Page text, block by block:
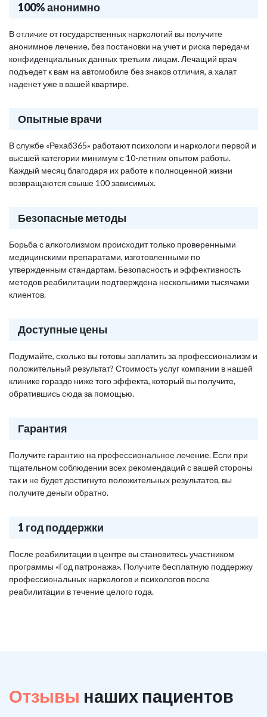
100% анонимно
В отличие от государственных наркологий вы получите
анонимное лечение, без постановки на учет и риска передачи
конфиденциальных данных третьим лицам. Лечащий врач
подъедет к вам на автомобиле без знаков отличия, а халат
наденет уже в вашей квартире.
Опытные врачи
В службе «Рехаб365» работают психологи и наркологи первой и
высшей категории минимум с 10-летним опытом работы.
Каждый месяц благодаря их работе к полноценной жизни
возвращаются свыше 100 зависимых.
Безопасные методы
Борьба с алкоголизмом происходит только проверенными
медицинскими препаратами, изготовленными по
утвержденным стандартам. Безопасность и эффективность
методов реабилитации подтверждена несколькими тысячами
клиентов.
Доступные цены
Подумайте, сколько вы готовы заплатить за профессионализм и
положительный результат? Стоимость услуг компании в нашей
клинике гораздо ниже того эффекта, который вы получите,
обратившись сюда за помощью.
Гарантия
Получите гарантию на профессиональное лечение. Если при
тщательном соблюдении всех рекомендаций с вашей стороны
так и не будет достигнуто положительных результатов, вы
получите деньги обратно.
1 год поддержки
После реабилитации в центре вы становитесь участником
программы «Год патронажа». Получите бесплатную поддержку
профессиональных наркологов и психологов после
реабилитации в течение целого года.
Отзывы наших пациентов